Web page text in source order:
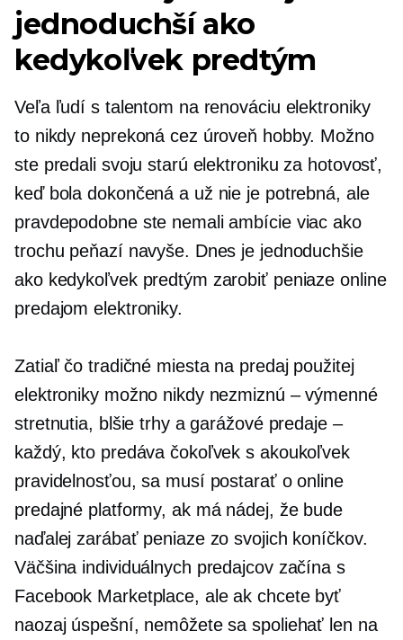
jednoduchší ako
kedykoľvek predtým
Veľa ľudí s talentom na renováciu elektroniky
to nikdy neprekoná cez úroveň hobby. Možno
ste predali svoju starú elektroniku za hotovosť,
keď bola dokončená a už nie je potrebná, ale
pravdepodobne ste nemali ambície viac ako
trochu peňazí navyše. Dnes je jednoduchšie
ako kedykoľvek predtým zarobiť peniaze online
predajom elektroniky.
Zatiaľ čo tradičné miesta na predaj použitej
elektroniky možno nikdy nezmiznú – výmenné
stretnutia, blšie trhy a garážové predaje –
každý, kto predáva čokoľvek s akoukoľvek
pravidelnosťou, sa musí postarať o online
predajné platformy, ak má nádej, že bude
naďalej zarábať peniaze zo svojich koníčkov.
Väčšina individuálnych predajcov začína s
Facebook Marketplace, ale ak chcete byť
naozaj úspešní, nemôžete sa spoliehať len na